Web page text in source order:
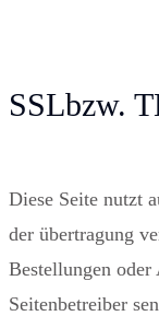
SSLbzw.
Diese Seite nutzt
der übertragung
Bestellungen oder
Seitenbetreiber